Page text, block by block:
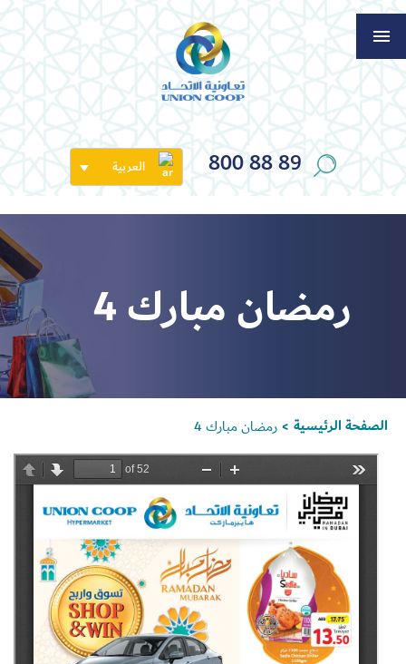
800 88 89 العربية
رمضان مبارك 4
الصفحة الرئيسية > رمضان مبارك 4
Set Youtube Channel ID